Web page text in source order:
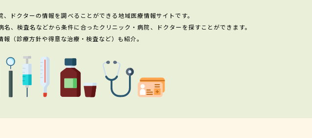
ドクターの情報を調べることができる地域医療情報サイトです。
、検査名などから条件に合ったクリニック・病院、ドクターを探すことができます。
（診療方針や得意な治療・検査など）も紹介。